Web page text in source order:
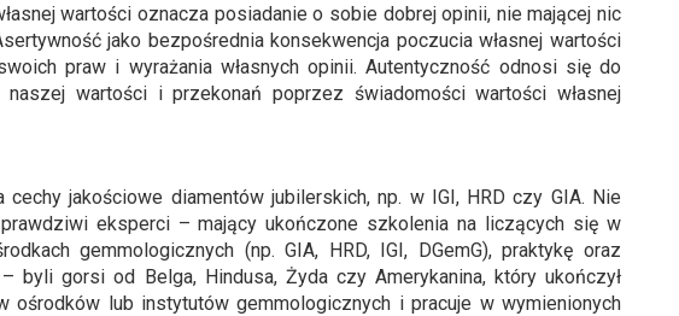
wartości oznacza posiadanie o sobie dobrej opinii, nie mającej nic
jako bezpośrednia konsekwencja poczucia własnej wartości
praw i wyrażania własnych opinii. Autentyczność odnosi się do
naszej wartości i przekonań poprzez świadomości wartości własnej
jakościowe diamentów jubilerskich, np. w IGI, HRD czy GIA. Nie
eksperci – mający ukończone szkolenia na liczących się w
gemmologicznych (np. GIA, HRD, IGI, DGemG), praktykę oraz
byli gorsi od Belga, Hindusa, Żyda czy Amerykanina, który ukończył
lub instytutów gemmologicznych i pracuje w wymienionych